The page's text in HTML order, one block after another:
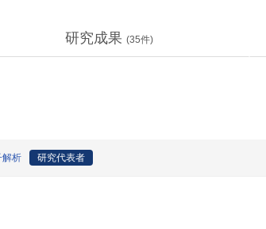
研究成果 (35件)
解析 研究代表者